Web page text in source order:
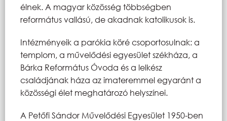
élnek. A magyar közösség többségben
református vallású, de akadnak katolikusok is.
Intézményeik a parókia köré csoportosulnak: a
templom, a művelődési egyesület székháza, a
Bárka Református Óvoda és a lelkész
családjának háza az imateremmel egyaránt a
közösségi élet meghatározó helyszínei.
A Petőfi Sándor Művelődési Egyesület 1950-ben